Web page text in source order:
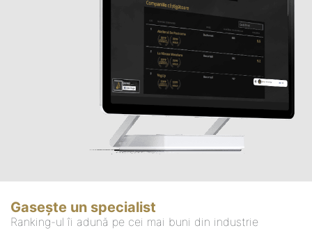
Gasește un specialist
Ranking-ul îi adună pe cei mai buni din industrie